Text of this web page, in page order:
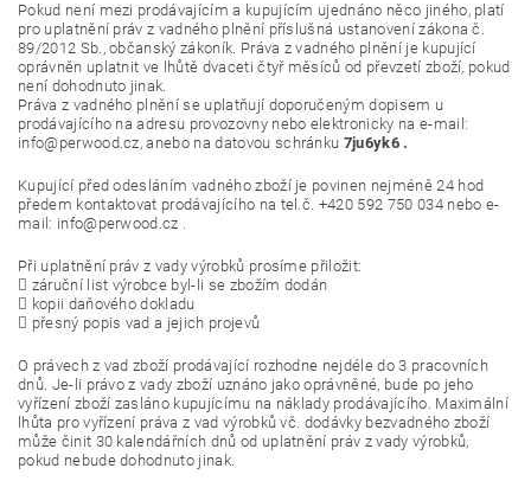
Pokud není mezi prodávajícím a kupujícím ujednáno něco jiného, platí
pro uplatnění práv z vadného plnění příslušná ustanovení zákona č.
89/2012 Sb., občanský zákoník. Práva z vadného plnění je kupující
oprávněn uplatnit ve lhůtě dvaceti čtyř měsíců od převzetí zboží, pokud
není dohodnuto jinak.
Práva z vadného plnění se uplatňují doporučeným dopisem u
prodávajícího na adresu provozovny nebo elektronicky na e-mail:
info@perwood.cz, anebo na datovou schránku 7ju6yk6 .
Kupující před odesláním vadného zboží je povinen nejméně 24 hod
předem kontaktovat prodávajícího na tel.č. +420 592 750 034 nebo e-
mail: info@perwood.cz .
Při uplatnění práv z vady výrobků prosíme přiložit:
 záruční list výrobce byl-li se zbožím dodán
 kopii daňového dokladu
 přesný popis vad a jejich projevů
O právech z vad zboží prodávající rozhodne nejdéle do 3 pracovních
dnů. Je-li právo z vady zboží uznáno jako oprávněné, bude po jeho
vyřízení zboží zasláno kupujícímu na náklady prodávajícího. Maximální
lhůta pro vyřízení práva z vad výrobků vč. dodávky bezvadného zboží
může činit 30 kalendářních dnů od uplatnění práv z vady výrobků,
pokud nebude dohodnuto jinak.